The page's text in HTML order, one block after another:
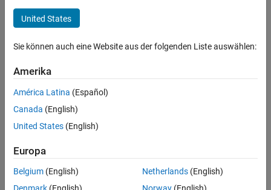
jc_0244: Length restriction for Inport and
Guideline Publication
MATLAB Versions
Rule
Rationale
Last Changed
Version History
Simulink , and Stateflow
Version 6.0
Sub ID Recommendations
NA-MAAB — a
JMAAB — a
United States
Sie können auch eine Website aus der folgenden Liste auswählen:
Amerika
América Latina (Español)
Canada (English)
United States (English)
Europa
Belgium (English)
Netherlands(English)